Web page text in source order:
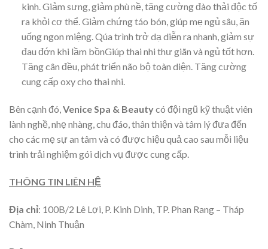
kinh. Giảm sưng, giảm phù nề, tăng cường đào thải độc tố
ra khỏi cơ thể. Giảm chứng táo bón, giúp mẹ ngủ sâu, ăn
uống ngon miệng. Qúa trình trở dạ diễn ra nhanh, giảm sự
đau đớn khi lầm bồnGiúp thai nhi thư giãn và ngủ tốt hơn.
Tăng cân đều, phát triển não bộ toàn diện. Tăng cường
cung cấp oxy cho thai nhi.
Bên cạnh đó,Venice Spa & Beautycó đội ngũ kỹ thuật viên
lành nghề, nhẹ nhàng, chu đáo, thân thiện và tâm lý đưa đến
cho các mẹ sự an tâm và có được hiệu quả cao sau mỗi liệu
trình trải nghiệm gói dịch vụ được cung cấp.
THÔNG TIN LIÊN HỆ
Địa chỉ: 100B/2 Lê Lợi, P. Kinh Dinh, TP. Phan Rang – Tháp
Chàm, Ninh Thuận